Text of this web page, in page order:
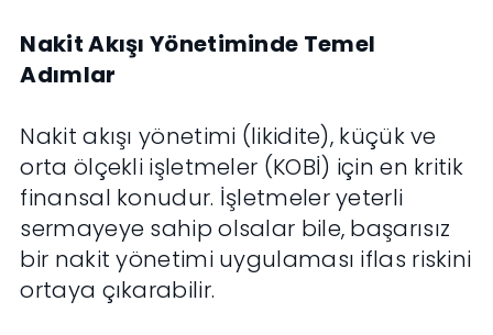
Nakit Akışı Yönetiminde Temel
Adımlar
Nakit akışı yönetimi (likidite), küçük ve
orta ölçekli işletmeler (KOBİ) için en kritik
finansal konudur. İşletmeler yeterli
sermayeye sahip olsalar bile, başarısız
bir nakit yönetimi uygulaması iflas riskini
ortaya çıkarabilir.